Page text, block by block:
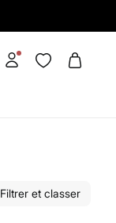
Filtrer et classer